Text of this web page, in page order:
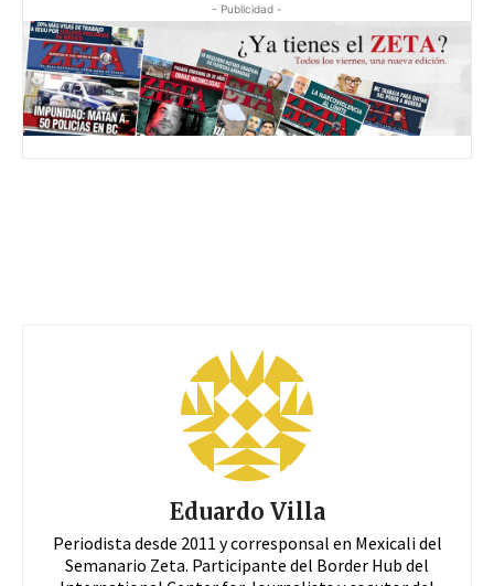
- Publicidad -
Eduardo Villa
Periodista desde 2011 y corresponsal en Mexicali del
Semanario Zeta. Participante del Border Hub del